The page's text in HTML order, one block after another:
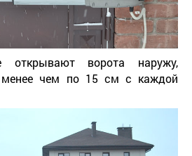
открывают ворота наружу,
чем по 15 см с каждой